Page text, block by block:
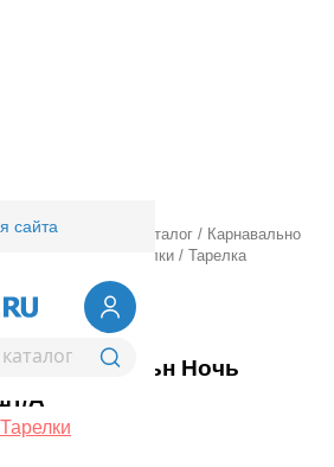
сайта/ Оптовый каталог / Карнавально
Тарелки / Тарелка
17см8шт/А
Карнавальн Ночь
А